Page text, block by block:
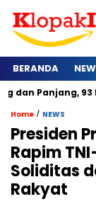
BERANDA
93 Persen
Home / NEWS
Presiden
Rapim
Soliditas
Rakyat